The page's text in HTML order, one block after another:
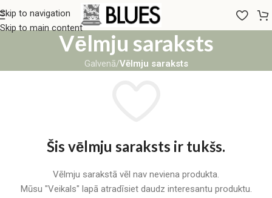
Skip to navigation
Skip to main content
Vēlmju saraksts
Galvenā/Vēlmju saraksts
Šis vēlmju saraksts ir tukšs.
Vēlmju sarakstā vēl nav neviena produkta.
Mūsu "Veikals" lapā atradīsiet daudz interesantu produktu.